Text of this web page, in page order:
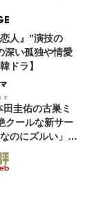
人』”演技の
深い孤独や情愛
ドラ】
田圭佑の古巣ミ
クールな新サー
のにズルい」